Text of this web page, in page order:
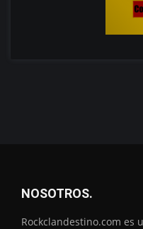
NOSOTROS.
Rockclandestino.com es